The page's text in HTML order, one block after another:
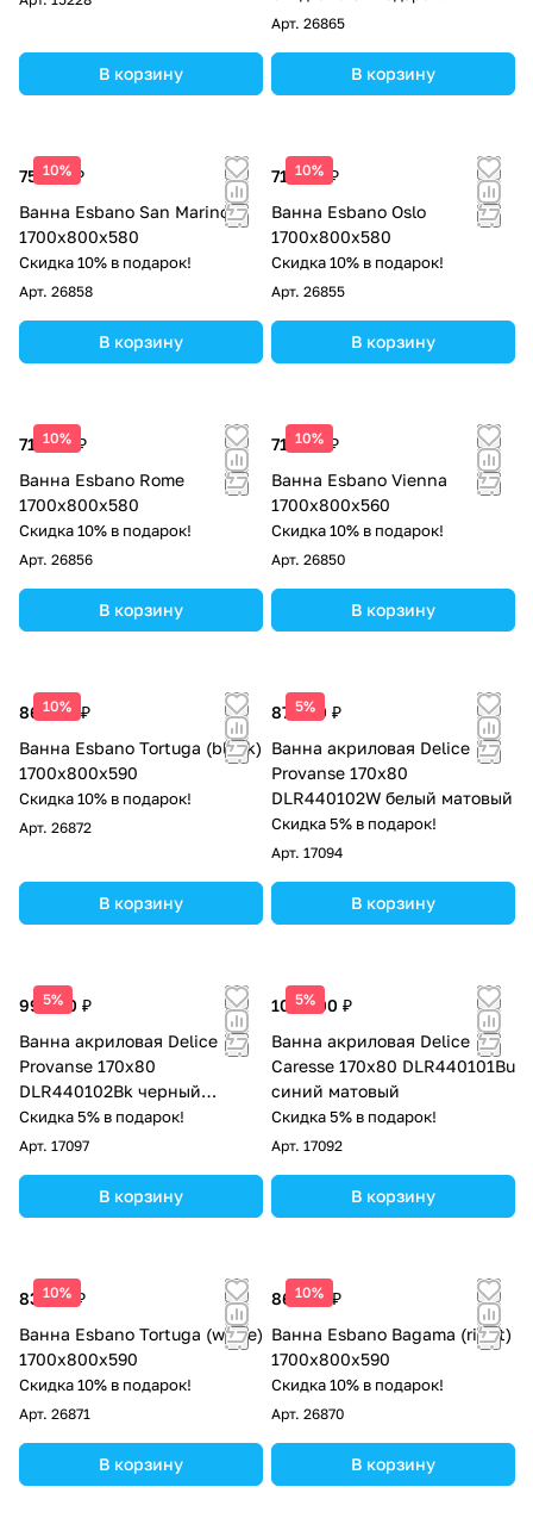
В корзину
Арт. 26865
В корзину
10%
75 225 ₽
Ванна Esbano San Marino
1700x800x580
Скидка 10% в подарок!
Арт. 26858
В корзину
10%
71 400 ₽
Ванна Esbano Oslo
1700x800x580
Скидка 10% в подарок!
Арт. 26855
В корзину
10%
71 400 ₽
Ванна Esbano Rome
1700x800x580
Скидка 10% в подарок!
Арт. 26856
В корзину
10%
71 400 ₽
Ванна Esbano Vienna
1700x800x560
Скидка 10% в подарок!
Арт. 26850
В корзину
10%
86 063 ₽
Ванна Esbano Tortuga (black)
1700х800х590
Скидка 10% в подарок!
Арт. 26872
В корзину
5%
87 000 ₽
Ванна акриловая Delice
Provanse 170х80
DLR440102W белый матовый
Скидка 5% в подарок!
Арт. 17094
В корзину
5%
99 000 ₽
Ванна акриловая Delice
Provanse 170х80
DLR440102Bk черный
матовый
Скидка 5% в подарок!
Арт. 17097
В корзину
5%
104 000 ₽
Ванна акриловая Delice
Caresse 170х80 DLR440101Bu
синий матовый
Скидка 5% в подарок!
Арт. 17092
В корзину
10%
83 513 ₽
Ванна Esbano Tortuga (white)
1700х800х590
Скидка 10% в подарок!
Арт. 26871
В корзину
10%
86 700 ₽
Ванна Esbano Bagama (right)
1700x800x590
Скидка 10% в подарок!
Арт. 26870
В корзину